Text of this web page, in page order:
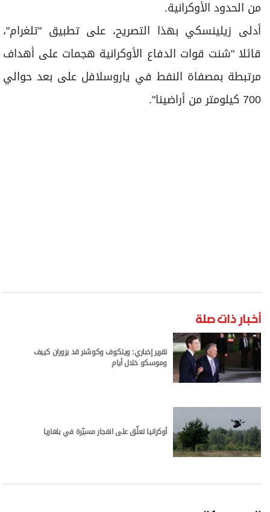
من الحدود الأوكرانية.
أدلى زيلينسكي بهذا التصريح، ​على ‌تطبيق "تلغرام"،
قائلا "شنت قوات الدفاع ⁠الأوكرانية هجمات على أهداف
مرتبطة بمصفاة النفط في ياروسلافل على بعد حوالي
700 كيلومتر من أراضينا".
أخبار ذات صلة
تقرير إخباري: ويتكوف وكوشنر قد يزوران كييف
وموسكو خلال أيام
أوكرانيا تعلّق على انفجار مسيّرة في بلغاريا